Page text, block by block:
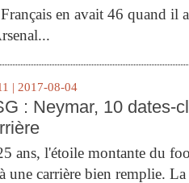
en avait 46 quand il
| 2017-08-04
: Neymar, 10 dates-
ans, l'étoile montante du
une carrière bien remplie.